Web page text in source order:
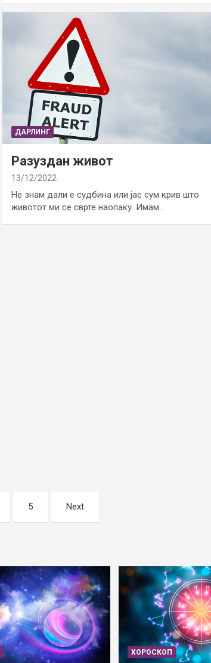
ДАРЛИНГ
Разуздан живот
13/12/2022
Не знам дали е судбина или јас сум крив што
животот ми се сврте наопаку. Имам…
5 Next
ХОРОСКОП